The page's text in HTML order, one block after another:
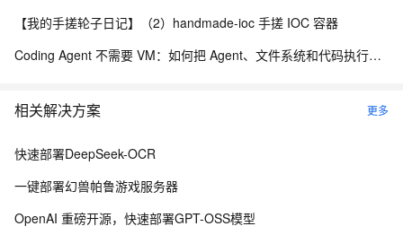
【我的手搓轮子日记】（2）handmade-ioc 手搓 IOC 容器
Coding Agent 不需要 VM：如何把 Agent、文件系统和代码执行拆出虚拟机
相关解决方案 更多
快速部署DeepSeek-OCR
一键部署幻兽帕鲁游戏服务器
OpenAI 重磅开源，快速部署GPT-OSS模型